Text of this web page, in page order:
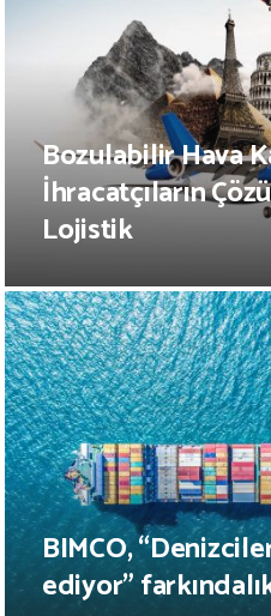
Bozulabilir Hava
İhracatçıların
Lojistik
BIMCO,
ediyor”